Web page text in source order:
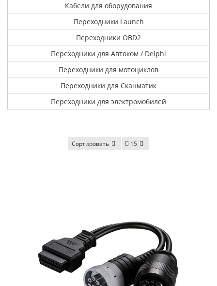
Кабели для оборудования
Переходники Launch
Переходники OBD2
Переходники для Автоком / Delphi
Переходники для мотоциклов
Переходники для Сканматик
Переходники для электромобилей
Сортировать 15